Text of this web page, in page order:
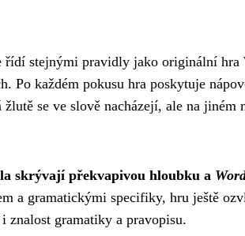
řídí stejnými pravidly jako originální hra
Po každém pokusu hra poskytuje
se ve slově nacházejí, ale na jiném
skrývají překvapivou hloubku a
a gramatickými specifiky, hru ještě
znalost gramatiky a pravopisu.